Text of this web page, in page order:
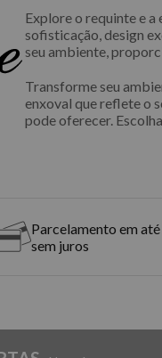
Explore o requinte e
sofisticação, design
seu ambiente,
Transforme seu
enxoval que reflete o
pode oferecer.
Parcelamento em até
sem juros